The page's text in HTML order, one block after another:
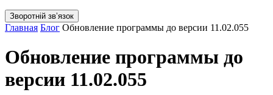
Зворотній звʼязок
Главная Блог Обновление программы до версии 11.02.055
Обновление программы до
версии 11.02.055